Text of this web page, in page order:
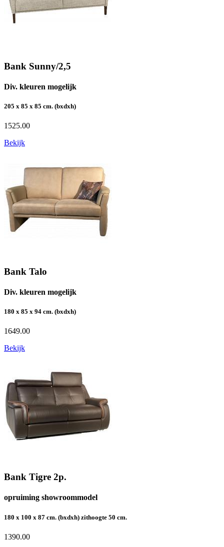
Bank Sunny/2,5
Div. kleuren mogelijk
205 x 85 x 85 cm. (bxdxh)
1525.00
Bekijk
Bank Talo
Div. kleuren mogelijk
180 x 85 x 94 cm. (bxdxh)
1649.00
Bekijk
Bank Tigre 2p.
opruiming showroommodel
180 x 100 x 87 cm. (bxdxh) zithoogte 50 cm.
1390.00